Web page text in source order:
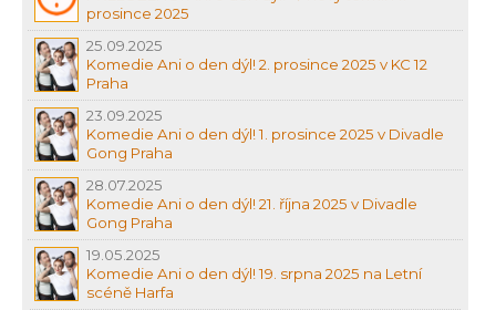
prosince 2025
25.09.2025
Komedie Ani o den dýl! 2. prosince 2025 v KC 12
Praha
23.09.2025
Komedie Ani o den dýl! 1. prosince 2025 v Divadle
Gong Praha
28.07.2025
Komedie Ani o den dýl! 21. října 2025 v Divadle
Gong Praha
19.05.2025
Komedie Ani o den dýl! 19. srpna 2025 na Letní
scéně Harfa